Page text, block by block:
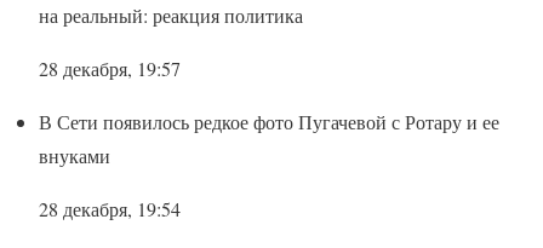
на реальный: реакция политика
28 декабря, 19:57
В Сети появилось редкое фото Пугачевой с Ротару и ее
внуками
28 декабря, 19:54